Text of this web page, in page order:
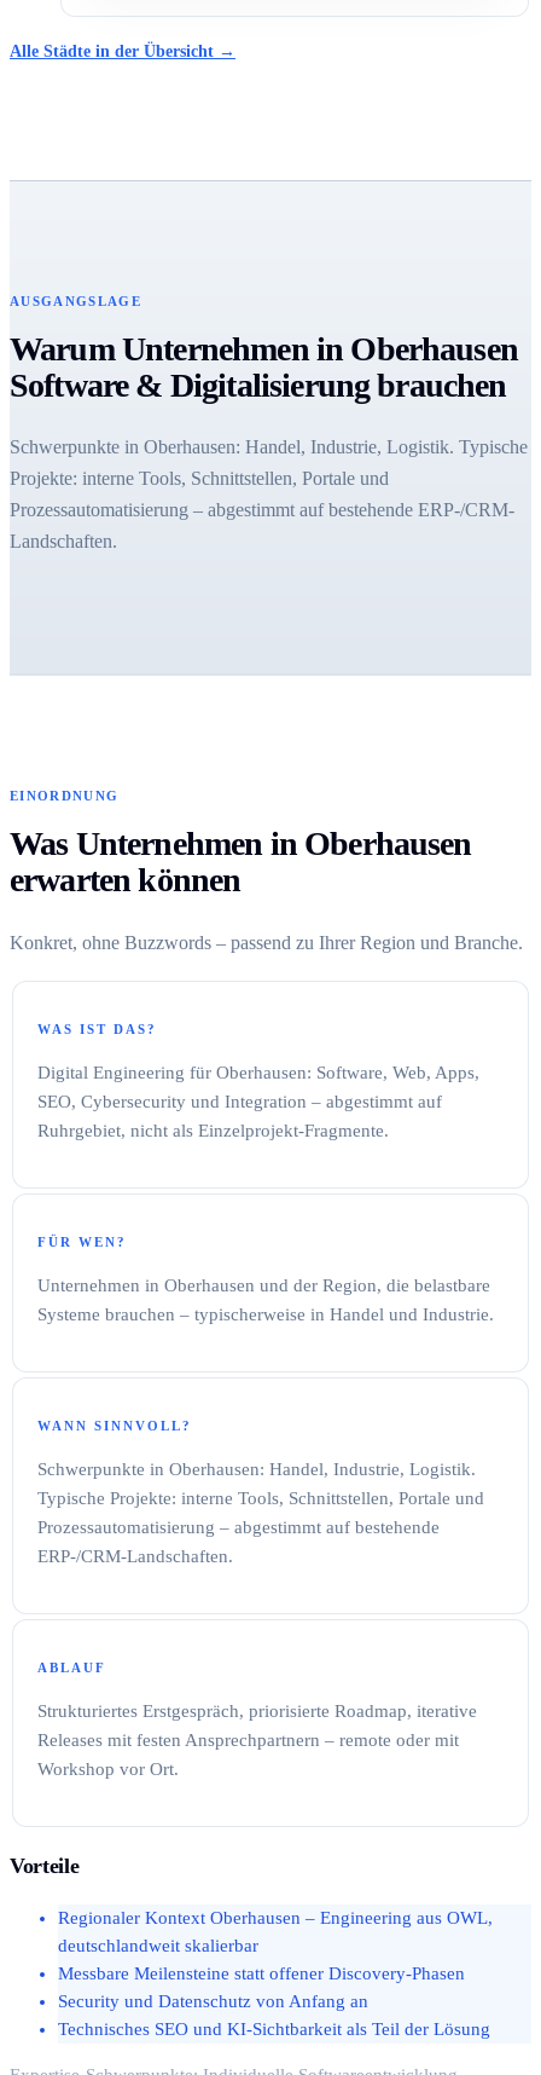
Alle Städte in der Übersicht →
AUSGANGSLAGE
Warum Unternehmen in Oberhausen
Software & Digitalisierung brauchen
Schwerpunkte in Oberhausen: Handel, Industrie, Logistik. Typische
Projekte: interne Tools, Schnittstellen, Portale und
Prozessautomatisierung – abgestimmt auf bestehende ERP-/CRM-
Landschaften.
EINORDNUNG
Was Unternehmen in Oberhausen
erwarten können
Konkret, ohne Buzzwords – passend zu Ihrer Region und Branche.
WAS IST DAS?
Digital Engineering für Oberhausen: Software, Web, Apps,
SEO, Cybersecurity und Integration – abgestimmt auf
Ruhrgebiet, nicht als Einzelprojekt-Fragmente.
FÜR WEN?
Unternehmen in Oberhausen und der Region, die belastbare
Systeme brauchen – typischerweise in Handel und Industrie.
WANN SINNVOLL?
Schwerpunkte in Oberhausen: Handel, Industrie, Logistik.
Typische Projekte: interne Tools, Schnittstellen, Portale und
Prozessautomatisierung – abgestimmt auf bestehende
ERP-/CRM-Landschaften.
ABLAUF
Strukturiertes Erstgespräch, priorisierte Roadmap, iterative
Releases mit festen Ansprechpartnern – remote oder mit
Workshop vor Ort.
Vorteile
Regionaler Kontext Oberhausen – Engineering aus OWL,
deutschlandweit skalierbar
Messbare Meilensteine statt offener Discovery-Phasen
Security und Datenschutz von Anfang an
Technisches SEO und KI-Sichtbarkeit als Teil der Lösung